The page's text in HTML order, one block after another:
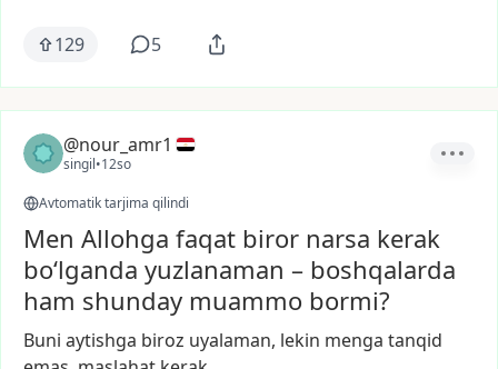
129 5
@nour_amr1
singil•12so
Avtomatik tarjima qilindi
Men Allohga faqat biror narsa kerak
bo‘lganda yuzlanaman – boshqalarda
ham shunday muammo bormi?
Buni aytishga biroz uyalaman, lekin menga tanqid